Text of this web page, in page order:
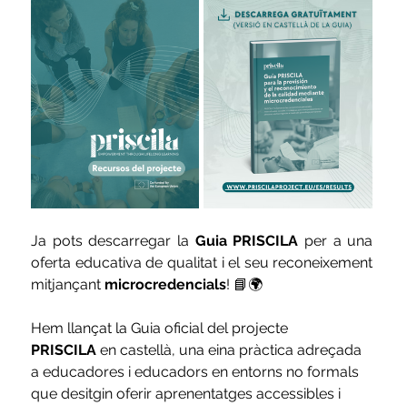
Ja pots descarregar la Guia PRISCILA per a una
oferta educativa de qualitat i el seu reconeixement
mitjançant microcredencials! 📘🌍
Hem llançat la Guia oficial del projecte
PRISCILA en castellà, una eina pràctica adreçada
a educadores i educadors en entorns no formals
que desitgin oferir aprenentatges accessibles i